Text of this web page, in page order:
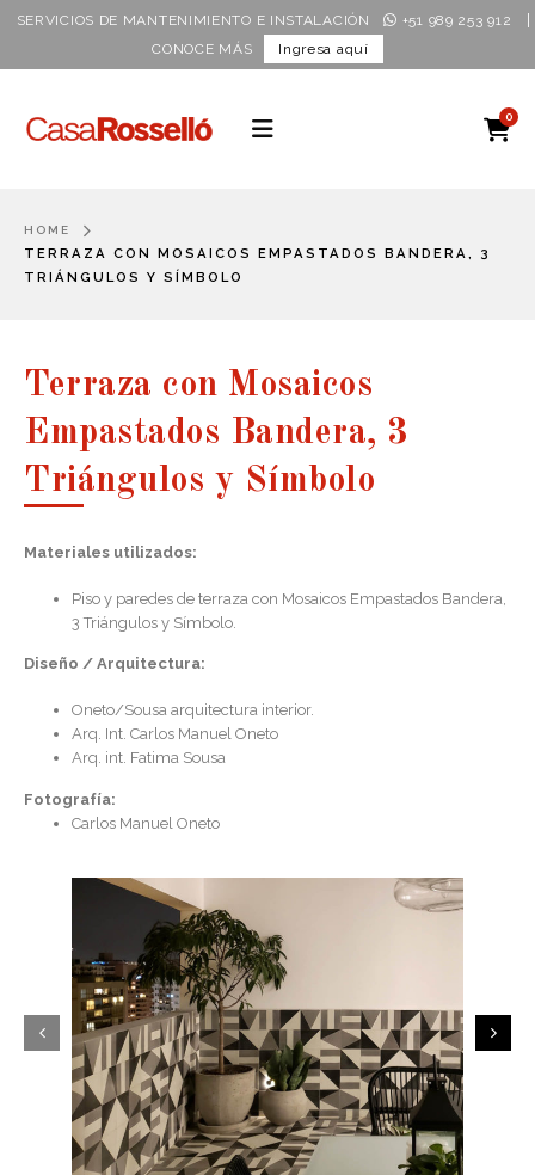
SERVICIOS DE MANTENIMIENTO E INSTALACIÓN +51 989 253 912
CONOCE MÁS Ingresa aquí
0
HOME
TERRAZA CON MOSAICOS EMPASTADOS BANDERA, 3
TRIÁNGULOS Y SÍMBOLO
Terraza con Mosaicos
Empastados Bandera, 3
Triángulos y Símbolo
Materiales utilizados:
Piso y paredes de terraza con Mosaicos Empastados Bandera,
3 Triángulos y Símbolo.
Diseño / Arquitectura:
Oneto/Sousa arquitectura interior.
Arq. Int. Carlos Manuel Oneto
Arq. int. Fatima Sousa
Fotografía:
Carlos Manuel Oneto